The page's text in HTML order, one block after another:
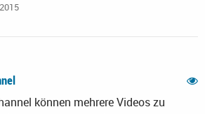
können mehrere Videos zu